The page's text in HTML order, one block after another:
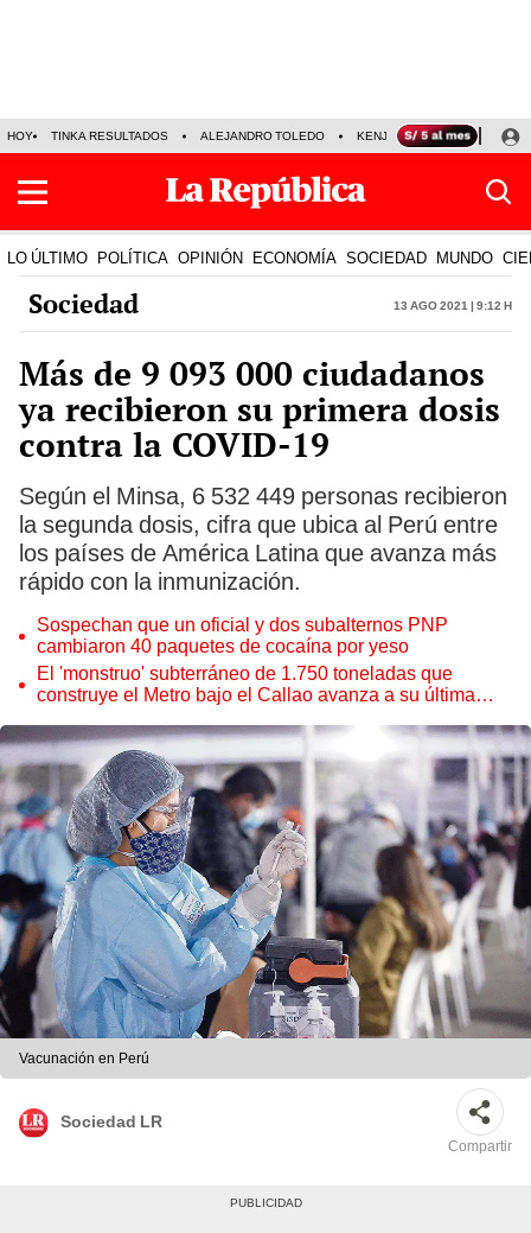
HOY TINKA RESULTADOS ALEJANDRO TOLEDO KENJI FUJIMORI
LO ÚLTIMO POLÍTICA OPINIÓN ECONOMÍA SOCIEDAD MUNDO
Sociedad 13 Ago 2021 | 9:12 h
Más de 9 093 000 ciudadanos
ya recibieron su primera dosis
contra la COVID-19
Según el Minsa, 6 532 449 personas recibieron
la segunda dosis, cifra que ubica al Perú entre
los países de América Latina que avanza más
rápido con la inmunización.
Sospechan que un oficial y dos subalternos PNP
cambiaron 40 paquetes de cocaína por yeso
El 'monstruo' subterráneo de 1.750 toneladas que
construye el Metro bajo el Callao avanza a su última
Vacunación en Perú
Sociedad LR
Compartir